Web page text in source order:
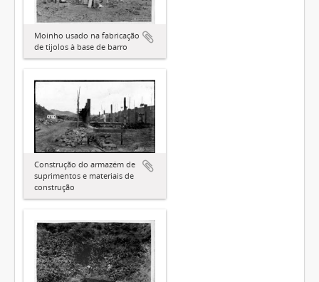
Moinho usado na fabricação
de tijolos à base de barro
Construção do armazém de
suprimentos e materiais de
construção